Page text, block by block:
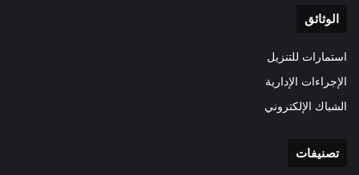
الوثائق
استمارات للتنزيل
الإجراءات الإدارية
الشباك الإلكتروني
تصنيفات